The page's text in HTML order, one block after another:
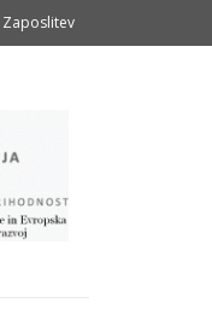
Zaposlitev